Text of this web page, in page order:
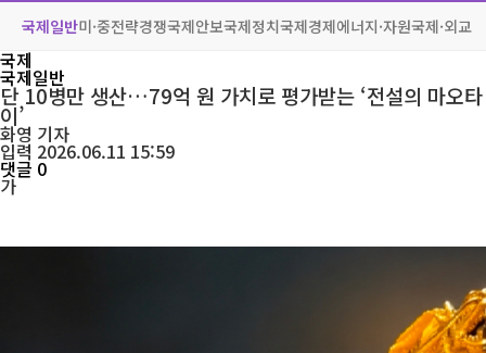
국제일반미·중전략경쟁국제안보국제정치국제경제에너지·자원국제·외교
국제
국제일반
단 10병만 생산…79억 원 가치로 평가받는 ‘전설의 마오타
이’
화영 기자
입력 2026.06.11 15:59
댓글 0
가